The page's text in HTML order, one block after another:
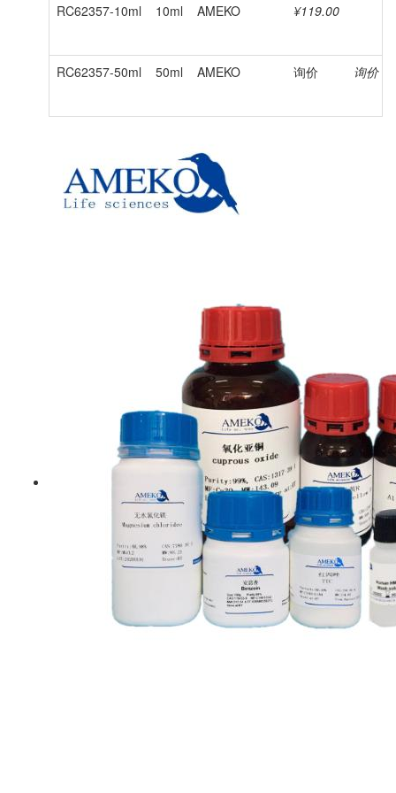
RC62357-10ml
10ml AMEKO ¥119.00
RC62357-50ml 50ml AMEKO 询价 询价